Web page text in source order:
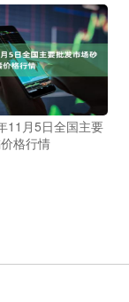
11月5日全国主要
格行情